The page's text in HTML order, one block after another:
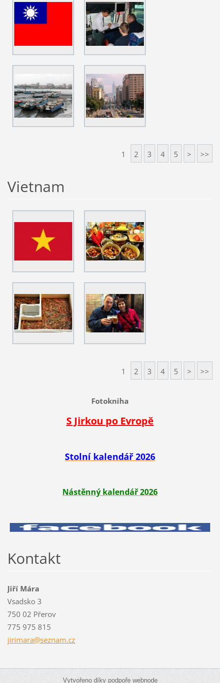
1 2 3 4 5 > >>
Vietnam
1 2 3 4 5 > >>
Fotokniha
S Jirkou po Evropě
Stolní kalendář 2026
Nástěnný kalendář 2026
Kontakt
Jiří Mára
Vsadsko 3
750 02 Přerov
775 975 815
jirimara@seznam.cz
Vytvořeno díky podpoře webnode